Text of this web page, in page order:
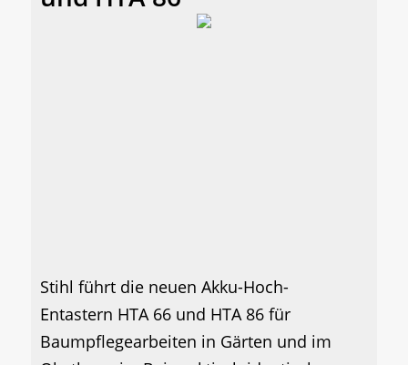
Stihl führt die neuen Akku-Hoch-
Entastern HTA 66 und HTA 86 für
Baumpflegearbeiten in Gärten und im